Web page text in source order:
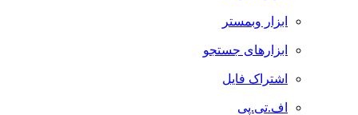
ابزار وبمستر
ابزارهای جستجو
اشتراک فایل
اف.تی.پی